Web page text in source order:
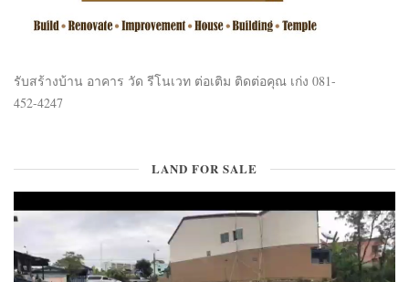
รับสร้างบ้าน อาคาร วัด รีโนเวท ต่อเติม ติดต่อคุณ เก่ง 081-
452-4247
LAND FOR SALE